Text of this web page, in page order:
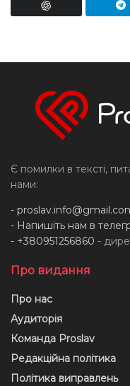
Є помилки в тексті,
нами:
-
- Напишіть нам в
- +380951256860 -
Про видання
Про нас
Аудиторія
Команда Proslav
Редакційна політика
Політика виправлень